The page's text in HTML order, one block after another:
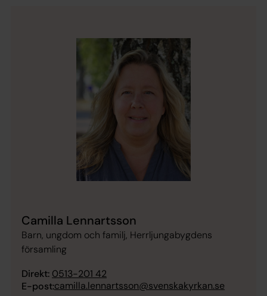
Camilla Lennartsson
Barn, ungdom och familj, Herrljungabygdens
församling
Direkt: 0513-201 42
E-post:camilla.lennartsson@svenskakyrkan.se